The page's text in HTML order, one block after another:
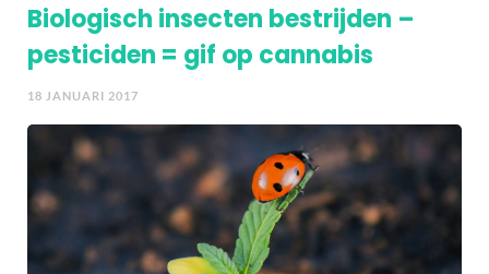
Biologisch insecten bestrijden –
pesticiden = gif op cannabis
18 JANUARI 2017